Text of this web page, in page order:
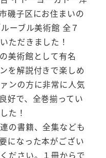
磯子区にお住まいの
ーブル美術館 全７
ただきました！
美術館として有名
を解説付きで楽しめ
ンの方に非常に人気
好で、全巻揃ってい
た！
の書籍、全集なども
になった本がござい
ださい。１冊からで